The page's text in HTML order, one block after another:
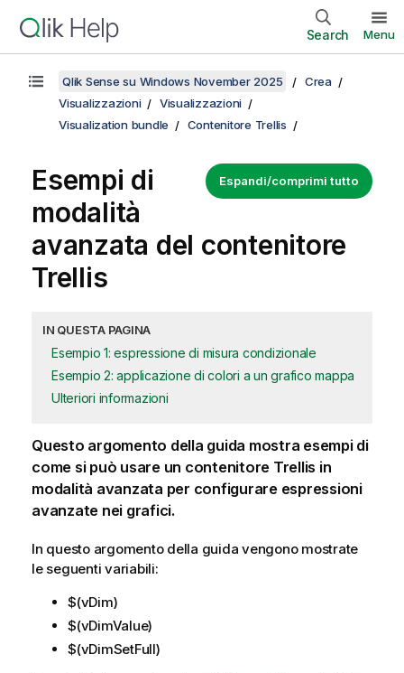
Search Menu
Qlik Sense su Windows November 2025
Crea
Visualizzazioni
Visualizzazioni
Visualization bundle
Contenitore Trellis
Espandi/comprimi tutto
Esempi di
modalità
avanzata del contenitore
Trellis
IN QUESTA PAGINA
Esempio 1: espressione di misura condizionale
Esempio 2: applicazione di colori a un grafico mappa
Ulteriori informazioni
Questo argomento della guida mostra esempi di
come si può usare un contenitore Trellis in
modalità avanzata per configurare espressioni
avanzate nei grafici.
In questo argomento della guida vengono mostrate
le seguenti variabili:
$(vDim)
$(vDimValue)
$(vDimSetFull)